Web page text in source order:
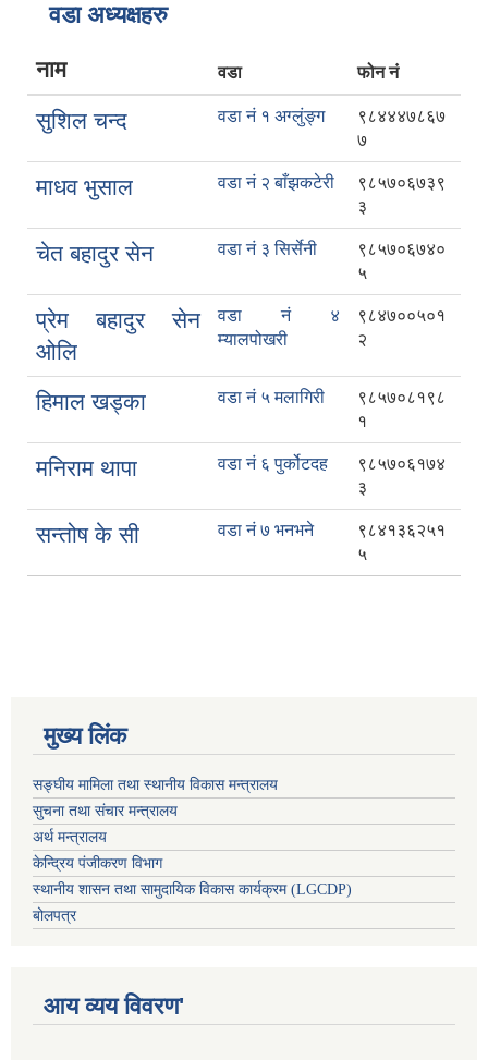
वडा अध्यक्षहरु
नाम वडा फोन नं
सुशिल चन्द वडा नं १ अग्लुंङ्ग
९८४४४७८६७
७
माधव भुसाल वडा नं २ बाँझकटेरी
९८५७०६७३९
३
चेत बहादुर सेन वडा नं ३ सिर्सेनी
९८५७०६७४०
५
प्रेम बहादुर सेन
ओलि
वडा नं ४
म्यालपोखरी
९८४७००५०१
२
हिमाल खड्का वडा नं ५ मलागिरी
९८५७०८१९८
१
मनिराम थापा वडा नं ६ पुर्कोटदह
९८५७०६१७४
३
सन्तोष के सी वडा नं ७ भनभने
९८४१३६२५१
५
मुख्य लिंक
सङ्घीय मामिला तथा स्थानीय विकास मन्त्रालय
सुचना तथा संचार मन्त्रालय
अर्थ मन्त्रालय
केन्द्रिय पंजीकरण विभाग
स्थानीय शासन तथा सामुदायिक विकास कार्यक्रम (LGCDP)
बोलपत्र
आय व्यय विवरण'